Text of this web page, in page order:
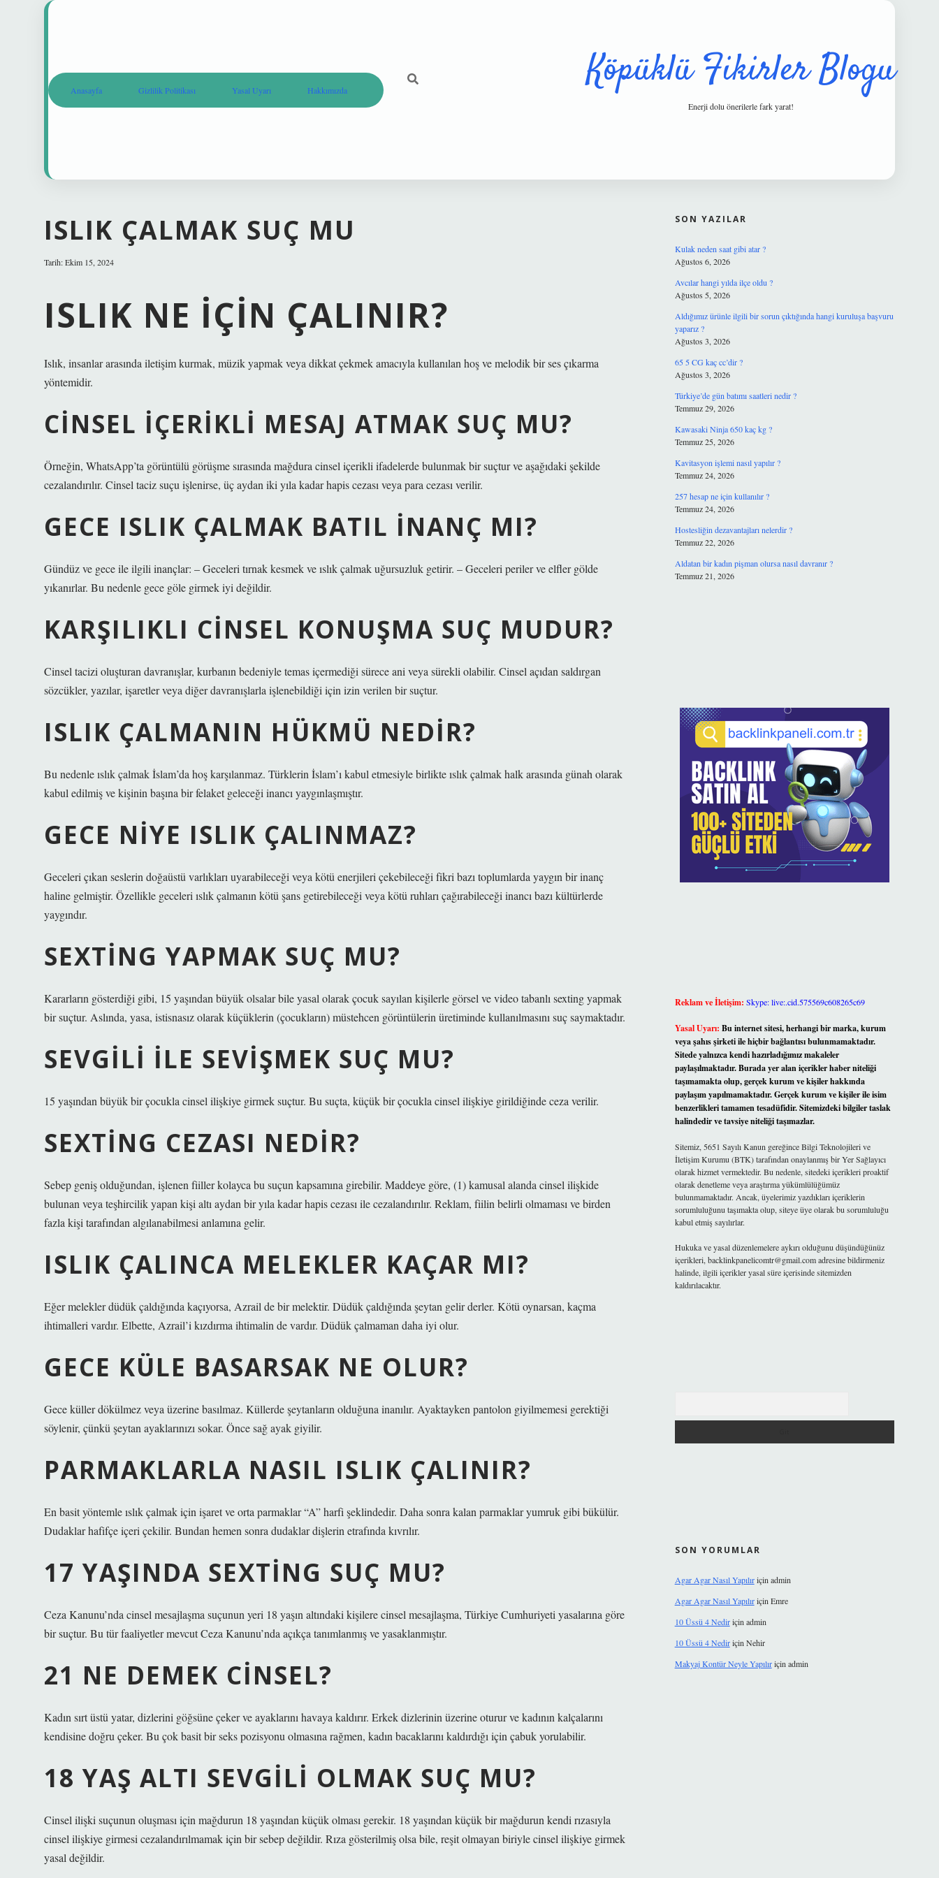
Anasayfa Gizlilik Politikası Yasal Uyarı Hakkımızda Köpüklü Fikirler Blogu
Enerji dolu önerilerle fark yarat!
ISLIK ÇALMAK SUÇ MU
Tarih: Ekim 15, 2024
ISLIK NE IÇIN ÇALINIR?
Islık, insanlar arasında iletişim kurmak, müzik yapmak veya dikkat çekmek amacıyla kullanılan hoş ve melodik bir ses çıkarma
yöntemidir.
CINSEL IÇERIKLI MESAJ ATMAK SUÇ MU?
Örneğin, WhatsApp’ta görüntülü görüşme sırasında mağdura cinsel içerikli ifadelerde bulunmak bir suçtur ve aşağıdaki şekilde
cezalandırılır. Cinsel taciz suçu işlenirse, üç aydan iki yıla kadar hapis cezası veya para cezası verilir.
GECE ISLIK ÇALMAK BATIL INANÇ MI?
Gündüz ve gece ile ilgili inançlar: – Geceleri tırnak kesmek ve ıslık çalmak uğursuzluk getirir. – Geceleri periler ve elfler gölde
yıkanırlar. Bu nedenle gece göle girmek iyi değildir.
KARŞILIKLI CINSEL KONUŞMA SUÇ MUDUR?
Cinsel tacizi oluşturan davranışlar, kurbanın bedeniyle temas içermediği sürece ani veya sürekli olabilir. Cinsel açıdan saldırgan
sözcükler, yazılar, işaretler veya diğer davranışlarla işlenebildiği için izin verilen bir suçtur.
ISLIK ÇALMANIN HÜKMÜ NEDIR?
Bu nedenle ıslık çalmak İslam’da hoş karşılanmaz. Türklerin İslam’ı kabul etmesiyle birlikte ıslık çalmak halk arasında günah olarak
kabul edilmiş ve kişinin başına bir felaket geleceği inancı yaygınlaşmıştır.
GECE NIYE ISLIK ÇALINMAZ?
Geceleri çıkan seslerin doğaüstü varlıkları uyarabileceği veya kötü enerjileri çekebileceği fikri bazı toplumlarda yaygın bir inanç
haline gelmiştir. Özellikle geceleri ıslık çalmanın kötü şans getirebileceği veya kötü ruhları çağırabileceği inancı bazı kültürlerde
yaygındır.
SEXTING YAPMAK SUÇ MU?
Kararların gösterdiği gibi, 15 yaşından büyük olsalar bile yasal olarak çocuk sayılan kişilerle görsel ve video tabanlı sexting yapmak
bir suçtur. Aslında, yasa, istisnasız olarak küçüklerin (çocukların) müstehcen görüntülerin üretiminde kullanılmasını suç saymaktadır.
SEVGILI ILE SEVIŞMEK SUÇ MU?
15 yaşından büyük bir çocukla cinsel ilişkiye girmek suçtur. Bu suçta, küçük bir çocukla cinsel ilişkiye girildiğinde ceza verilir.
SEXTING CEZASI NEDIR?
Sebep geniş olduğundan, işlenen fiiller kolayca bu suçun kapsamına girebilir. Maddeye göre, (1) kamusal alanda cinsel ilişkide
bulunan veya teşhircilik yapan kişi altı aydan bir yıla kadar hapis cezası ile cezalandırılır. Reklam, fiilin belirli olmaması ve birden
fazla kişi tarafından algılanabilmesi anlamına gelir.
ISLIK ÇALINCA MELEKLER KAÇAR MI?
Eğer melekler düdük çaldığında kaçıyorsa, Azrail de bir melektir. Düdük çaldığında şeytan gelir derler. Kötü oynarsan, kaçma
ihtimalleri vardır. Elbette, Azrail’i kızdırma ihtimalin de vardır. Düdük çalmaman daha iyi olur.
GECE KÜLE BASARSAK NE OLUR?
Gece küller dökülmez veya üzerine basılmaz. Küllerde şeytanların olduğuna inanılır. Ayaktayken pantolon giyilmemesi gerektiği
söylenir, çünkü şeytan ayaklarınızı sokar. Önce sağ ayak giyilir.
PARMAKLARLA NASIL ISLIK ÇALINIR?
En basit yöntemle ıslık çalmak için işaret ve orta parmaklar “A” harfi şeklindedir. Daha sonra kalan parmaklar yumruk gibi bükülür.
Dudaklar hafifçe içeri çekilir. Bundan hemen sonra dudaklar dişlerin etrafında kıvrılır.
17 YAŞINDA SEXTING SUÇ MU?
Ceza Kanunu’nda cinsel mesajlaşma suçunun yeri 18 yaşın altındaki kişilere cinsel mesajlaşma, Türkiye Cumhuriyeti yasalarına göre
bir suçtur. Bu tür faaliyetler mevcut Ceza Kanunu’nda açıkça tanımlanmış ve yasaklanmıştır.
21 NE DEMEK CINSEL?
Kadın sırt üstü yatar, dizlerini göğsüne çeker ve ayaklarını havaya kaldırır. Erkek dizlerinin üzerine oturur ve kadının kalçalarını
kendisine doğru çeker. Bu çok basit bir seks pozisyonu olmasına rağmen, kadın bacaklarını kaldırdığı için çabuk yorulabilir.
18 YAŞ ALTI SEVGILI OLMAK SUÇ MU?
Cinsel ilişki suçunun oluşması için mağdurun 18 yaşından küçük olması gerekir. 18 yaşından küçük bir mağdurun kendi rızasıyla
cinsel ilişkiye girmesi cezalandırılmamak için bir sebep değildir. Rıza gösterilmiş olsa bile, reşit olmayan biriyle cinsel ilişkiye girmek
yasal değildir.
SON YAZILAR
Kulak neden saat gibi atar ?
Ağustos 6, 2026
Avcılar hangi yılda ilçe oldu ?
Ağustos 5, 2026
Aldığımız ürünle ilgili bir sorun çıktığında hangi kuruluşa başvuru
yaparız ?
Ağustos 3, 2026
65 5 CG kaç cc’dir ?
Ağustos 3, 2026
Türkiye’de gün batımı saatleri nedir ?
Temmuz 29, 2026
Kawasaki Ninja 650 kaç kg ?
Temmuz 25, 2026
Kavitasyon işlemi nasıl yapılır ?
Temmuz 24, 2026
257 hesap ne için kullanılır ?
Temmuz 24, 2026
Hostesliğin dezavantajları nelerdir ?
Temmuz 22, 2026
Aldatan bir kadın pişman olursa nasıl davranır ?
Temmuz 21, 2026
Reklam ve İletişim: Skype: live:.cid.575569c608265c69
Yasal Uyarı: Bu internet sitesi, herhangi bir marka, kurum
veya şahıs şirketi ile hiçbir bağlantısı bulunmamaktadır.
Sitede yalnızca kendi hazırladığımız makaleler
paylaşılmaktadır. Burada yer alan içerikler haber niteliği
taşımamakta olup, gerçek kurum ve kişiler hakkında
paylaşım yapılmamaktadır. Gerçek kurum ve kişiler ile isim
benzerlikleri tamamen tesadüfidir. Sitemizdeki bilgiler taslak
halindedir ve tavsiye niteliği taşımazlar.
Sitemiz, 5651 Sayılı Kanun gereğince Bilgi Teknolojileri ve
İletişim Kurumu (BTK) tarafından onaylanmış bir Yer Sağlayıcı
olarak hizmet vermektedir. Bu nedenle, sitedeki içerikleri proaktif
olarak denetleme veya araştırma yükümlülüğümüz
bulunmamaktadır. Ancak, üyelerimiz yazdıkları içeriklerin
sorumluluğunu taşımakta olup, siteye üye olarak bu sorumluluğu
kabul etmiş sayılırlar.
Hukuka ve yasal düzenlemelere aykırı olduğunu düşündüğünüz
içerikleri, backlinkpanelicomtr@gmail.comadresine bildirmeniz
halinde, ilgili içerikler yasal süre içerisinde sitemizden
kaldırılacaktır.
SON YORUMLAR
Agar Agar Nasıl Yapılıriçin admin
Agar Agar Nasıl Yapılıriçin Emre
10 Üssü 4 Nediriçin admin
10 Üssü 4 Nediriçin Nehir
Makyaj Kontür Neyle Yapılıriçin admin